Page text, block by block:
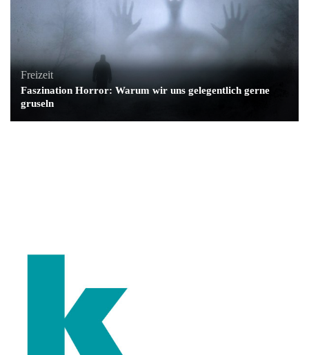
Freizeit
Faszination Horror: Warum wir uns gelegentlich gerne
gruseln